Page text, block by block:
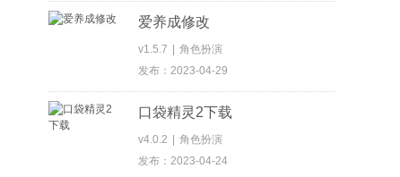
爱养成修改
v1.5.7
角色扮演
发布：2023-04-29
口袋精灵2下载
v4.0.2
角色扮演
发布：2023-04-24